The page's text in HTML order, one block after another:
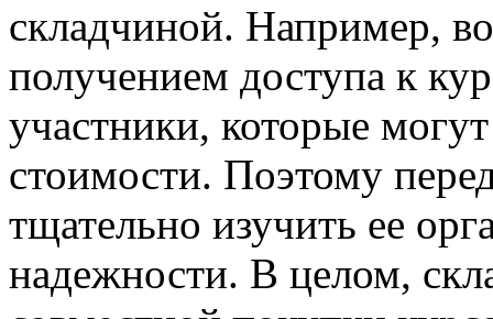
складчиной. Например,
получением доступа к
участники, которые
стоимости. Поэтому
тщательно изучить ее
надежности. В целом,